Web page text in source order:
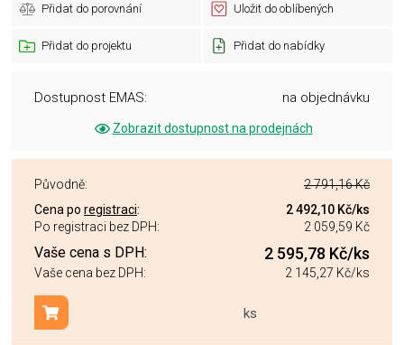
Přidat do porovnání Uložit do oblíbených
Přidat do projektu Přidat do nabídky
Dostupnost EMAS: na objednávku
Zobrazit dostupnost na prodejnách
Původně:
2 791,16 Kč
Cena po registraci: 2 492,10 Kč/ks
Po registraci bez DPH:
2 059,59 Kč
Vaše cena s DPH: 2 595,78 Kč/ks
Vaše cena bez DPH: 2 145,27 Kč/ks
ks
Přidat do košíku